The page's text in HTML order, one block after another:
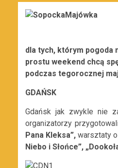
dla tych, którym pogoda
prostu weekend chcą
podczas tegorocznej
GDAŃSK
Gdańsk jak zwykle nie
organizatorzy
Pana Kleksa”,warsztaty
Niebo i Słońce”,